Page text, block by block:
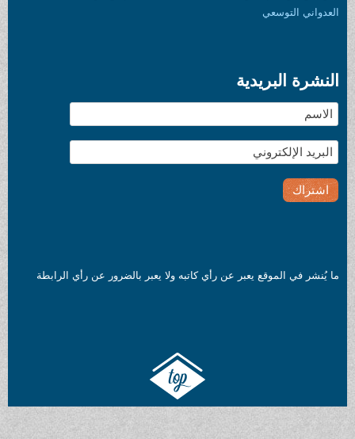
العدواني التوسعي
النشرة البريدية
ما يُنشر في الموقع يعبر عن رأي كاتبه ولا يعبر بالضرور عن رأي الرابطة